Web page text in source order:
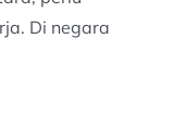
Di negara